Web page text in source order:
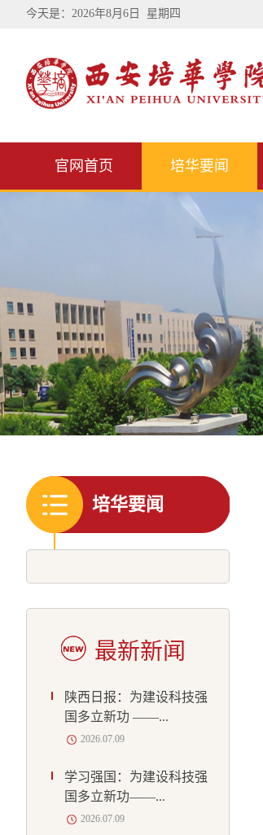
今天是： 2026年8月6日 星期四
官网首页 培华要闻
培华要闻
最新新闻
陕西日报：为建设科技强
国多立新功 ——...
2026.07.09
学习强国：为建设科技强
国多立新功——...
2026.07.09